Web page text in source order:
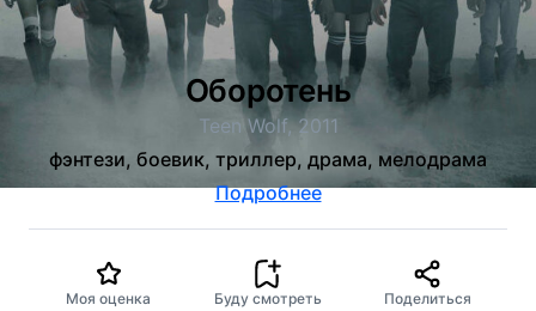
Оборотень
Teen Wolf, 2011
фэнтези, боевик, триллер, драма, мелодрама
Подробнее
Моя оценка Буду смотреть Поделиться